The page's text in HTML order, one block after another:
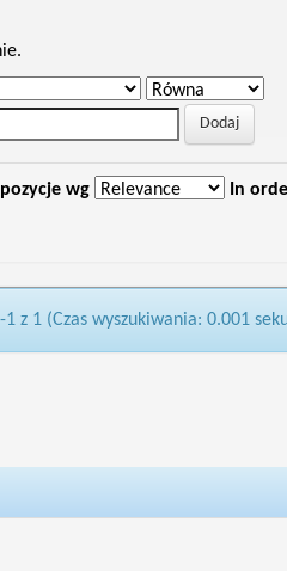
wg In
1 z 1 (Czas wyszukiwania: 0.001